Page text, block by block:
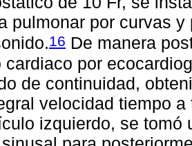
pulmonar por curvas
16 De manera
cardiaco por
de continuidad,
velocidad tiempo
izquierdo, se tomó